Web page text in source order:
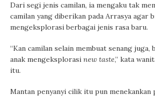
Dari segi jenis camilan, ia mengaku tak
camilan yang diberikan pada Arrasya agar
mengeksplorasi berbagai jenis rasa baru.
“Kan camilan selain membuat senang juga,
anak mengeksplorasi new taste,” kata
itu.
Mantan penyanyi cilik itu pun menekankan